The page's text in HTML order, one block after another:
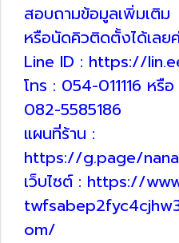
สอบถามข้อมูลเพิ่มเติม
หรือนัดคิวติดตั้งได้เลย
Line ID : https://
โทร : 054-011116 ห
082-5585186
แผนที่ร้าน :
https://g.page/
เว็บไซต์ : https://
om/